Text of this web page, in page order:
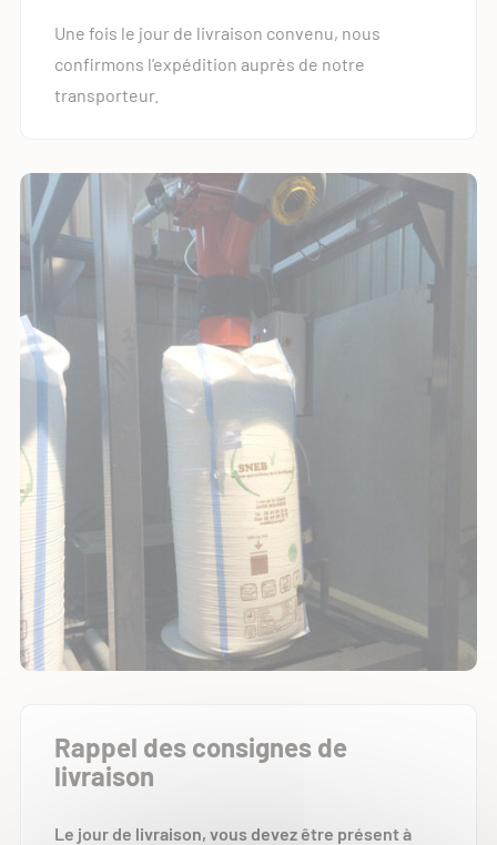
Une fois le jour de livraison convenu, nous
confirmons l’expédition auprès de notre
transporteur​.
Rappel des consignes de
livraison
Le jour de livraison, vous devez être présent à